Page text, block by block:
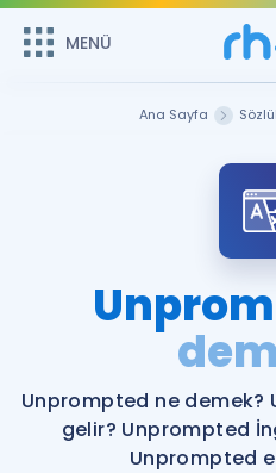
MENÜ
Şifremi
Sepetin
Remzi Hoca ile seni sınava
MENÜ
Katılımcı Görüşleri
Faydalı Araçlar
Ücretsiz Kaynaklar
Ana Sayfa
Unprompted ne
gelir? Unprompted
Unprompted